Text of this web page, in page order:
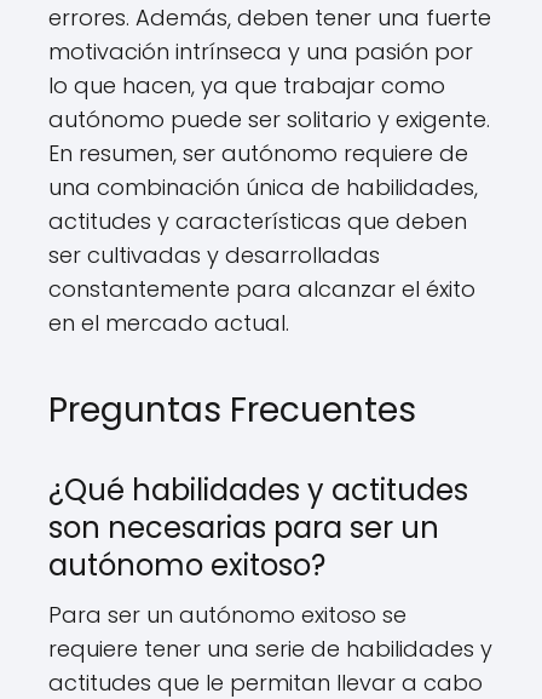
errores. Además, deben tener una fuerte
motivación intrínseca y una pasión por
lo que hacen, ya que trabajar como
autónomo puede ser solitario y exigente.
En resumen, ser autónomo requiere de
una combinación única de habilidades,
actitudes y características que deben
ser cultivadas y desarrolladas
constantemente para alcanzar el éxito
en el mercado actual.
Preguntas Frecuentes
¿Qué habilidades y actitudes
son necesarias para ser un
autónomo exitoso?
Para ser un autónomo exitoso se
requiere tener una serie de habilidades y
actitudes que le permitan llevar a cabo